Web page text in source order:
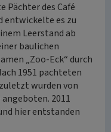
Pächter des Café
entwickelte es zu
Leerstand ab
baulichen
„Zoo-Eck“ durch
1951 pachteten
wurden von
2011
hier entstanden